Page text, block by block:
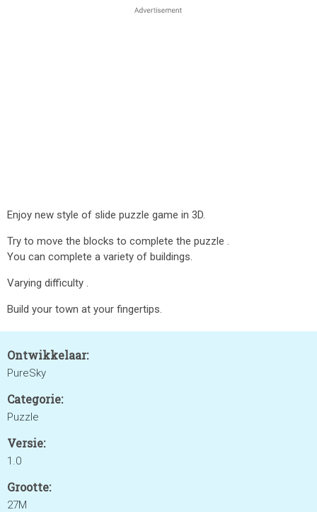
Enjoy new style of slide puzzle game in 3D.
Try to move the blocks to complete the puzzle .
You can complete a variety of buildings.
Varying difficulty .
Build your town at your fingertips.
Ontwikkelaar:
PureSky
Categorie:
Puzzle
Versie:
1.0
Grootte:
27M